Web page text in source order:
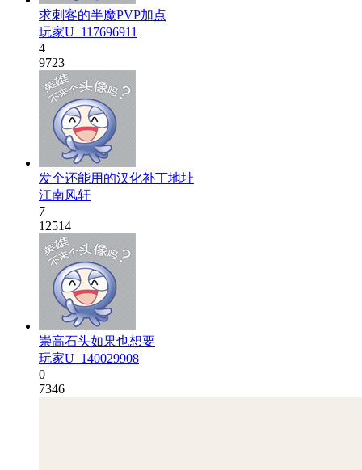
求刺客的半魔PVP加点
玩家U_117696911
4
9723
发个还能用的汉化补丁地址
江南风轩
7
12514
崇高石头如果也想要
玩家U_140029908
0
7346